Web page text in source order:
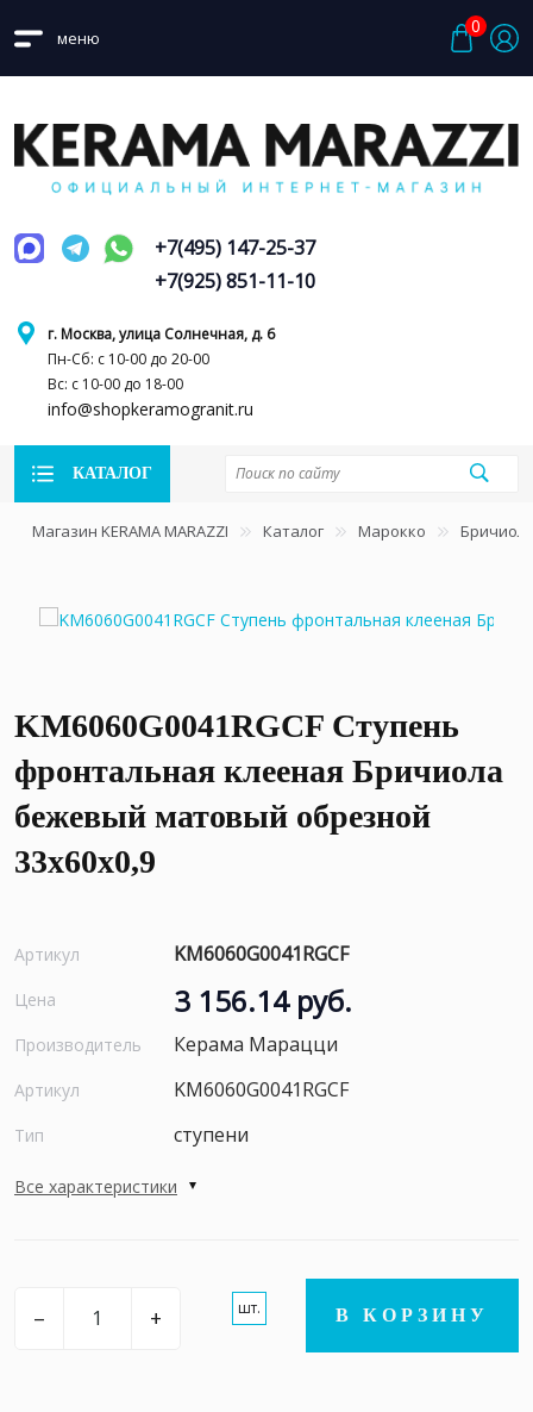
меню
0
г. Москва, улица Солнечная, д. 6
Пн-Сб: с 10-00 до 20-00
Вс: с 10-00 до 18-00
info@shopkeramogranit.ru
+7(495) 147-25-37
+7(925) 851-11-10
КАТАЛОГ
Магазин KERAMA MARAZZI Каталог Марокко
KM6060G0041RGCF Ступень
фронтальная клееная Бричиола
бежевый матовый обрезной
33x60x0,9
Артикул KM6060G0041RGCF
Цена 3 156.14 руб.
Производитель Керама Марацци
Артикул KM6060G0041RGCF
Тип ступени
Все характеристики
– + шт. В КОРЗИНУ